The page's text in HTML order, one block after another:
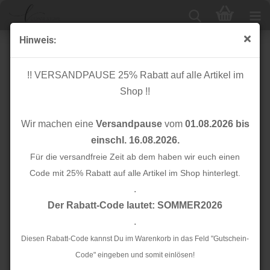
Hinweis:
!! VERSANDPAUSE 25% Rabatt auf alle Artikel im
Shop !!
Wir machen eine Versandpausevom 01.08.2026 bis
einschl. 16.08.2026.
Für die versandfreie Zeit ab dem haben wir euch einen
Code mit 25% Rabatt auf alle Artikel im Shop hinterlegt.
.
Der Rabatt-Code lautet: SOMMER2026
.
Diesen Rabatt-Code kannst Du im Warenkorb in das Feld "Gutschein-
Code" eingeben und somit einlösen!
Nähgarn Box Nr. 1- Stitch me - 18 Garne - Mix -
Hamburger Liebe - Albstoffe